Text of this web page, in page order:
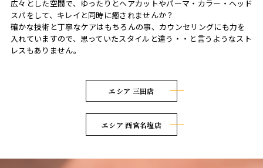
広々とした空間で、ゆったりとヘアカットやパーマ・カラー・ヘッド
スパをして、キレイと同時に癒されませんか？
確かな技術と丁寧なケアはもちろんの事、カウンセリングにも力を
入れていますので、思っていたスタイルと違う・・と言うようなスト
レスもありません。
エシア 三田店
エシア 西宮名塩店